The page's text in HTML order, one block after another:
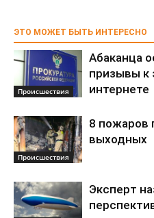
ЭТО МОЖЕТ БЫТЬ ИНТЕРЕСНО
Происшествия
Абаканца
призывы к
интернете
Происшествия
8 пожаров
выходных
Эксперт